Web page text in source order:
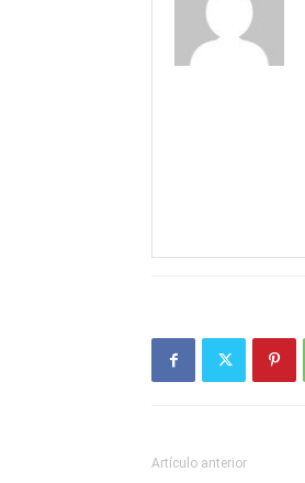
Artículo anterior